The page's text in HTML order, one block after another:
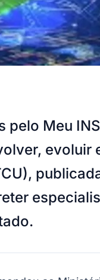
Meu